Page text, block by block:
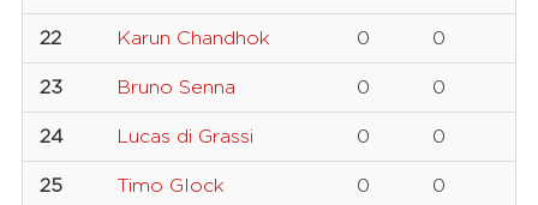
22 Karun Chandhok 0 0
23 Bruno Senna 0 0
24 Lucas di Grassi 0 0
25 Timo Glock 0 0